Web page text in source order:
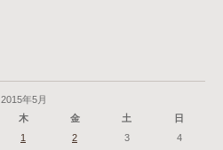
2015年5月
木 金 土
日
1
2 3
4